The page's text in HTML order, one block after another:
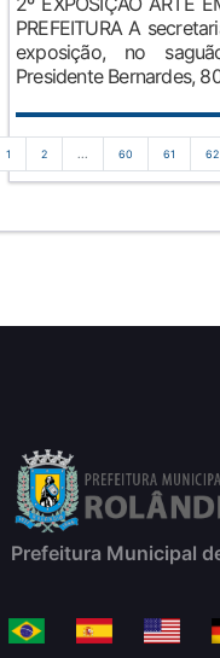
PREFEITURA A
exposição, no
Presidente Bernardes,
1 2 ... 60 61 62
Prefeitura Municipal